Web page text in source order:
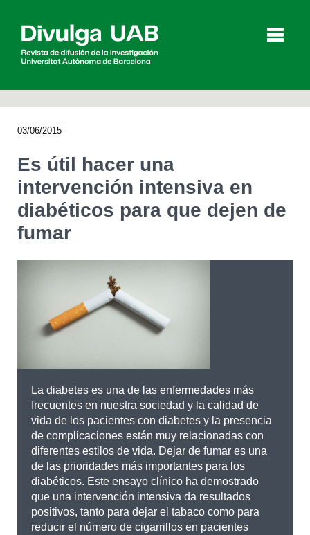
Agenda
English Català
BUSCAR
03/06/2015
Es útil hacer una
intervención intensiva en
diabéticos para que dejen de
fumar
La diabetes es una de las enfermedades más
frecuentes en nuestra sociedad y la calidad de
vida de los pacientes con diabetes y la presencia
de complicaciones están muy relacionadas con
diferentes estilos de vida. Dejar de fumar es una
de las prioridades más importantes para los
diabéticos. Este ensayo clínico ha demostrado
que una intervención intensiva da resultados
positivos, tanto para dejar el tabaco como para
reducir el número de cigarrillos en pacientes